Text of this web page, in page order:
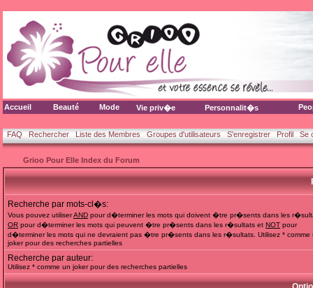
Accueil Beauté Mode Vie priv�e Personnalit�s
FAQ Rechercher Liste des Membres Groupes d'utilisateurs S'enregistrer Profil Se
Grioo Pour Elle Index du Forum
Recherche par mots-cl�s:
Vous pouvez utiliserAND pour d�terminer les mots qui doivent �tre pr�sents dans les
OR pour d�terminer les mots qui peuvent �tre pr�sents dans les r�sultats et NOT pour
d�terminer les mots qui ne devraient pas �tre pr�sents dans les r�sultats. Utilisez * comme
joker pour des recherches partielles
Recherche par auteur:
Utilisez * comme un joker pour des recherches partielles